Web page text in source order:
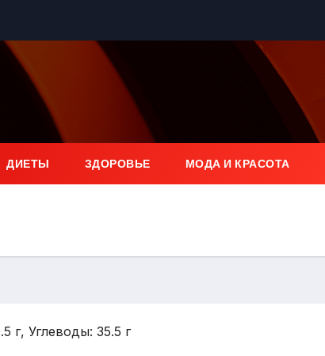
ДИЕТЫ ЗДОРОВЬЕ МОДА И КРАСОТА
г, Углеводы: 35.5 г